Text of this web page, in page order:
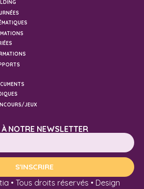
JEUX
NOTRE NEWSLETTER
S'INSCRIRE
• Tous droits réservés • Design